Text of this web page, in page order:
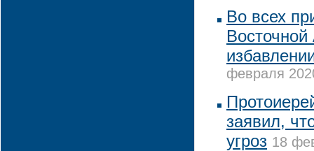
Во всех
февраля
заявил,
угроз 18